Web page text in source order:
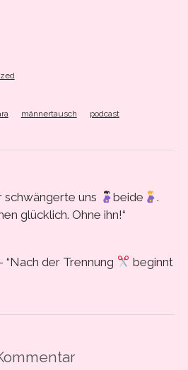
männertausch
podcast
schwängerte uns beide
.
glücklich. Ohne ihn!“
“Nach der Trennung
beginnt